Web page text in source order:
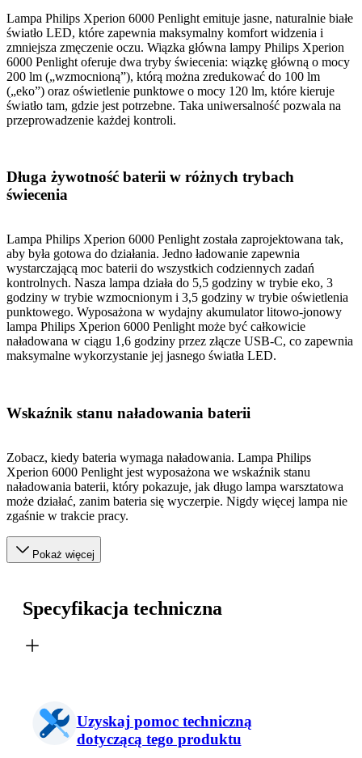
Lampa Philips Xperion 6000 Penlight emituje jasne, naturalnie białe
światło LED, które zapewnia maksymalny komfort widzenia i
zmniejsza zmęczenie oczu. Wiązka główna lampy Philips Xperion
6000 Penlight oferuje dwa tryby świecenia: wiązkę główną o mocy
200 lm („wzmocnioną”), którą można zredukować do 100 lm
(„eko”) oraz oświetlenie punktowe o mocy 120 lm, które kieruje
światło tam, gdzie jest potrzebne. Taka uniwersalność pozwala na
przeprowadzenie każdej kontroli.
Długa żywotność baterii w różnych trybach
świecenia
Lampa Philips Xperion 6000 Penlight została zaprojektowana tak,
aby była gotowa do działania. Jedno ładowanie zapewnia
wystarczającą moc baterii do wszystkich codziennych zadań
kontrolnych. Nasza lampa działa do 5,5 godziny w trybie eko, 3
godziny w trybie wzmocnionym i 3,5 godziny w trybie oświetlenia
punktowego. Wyposażona w wydajny akumulator litowo-jonowy
lampa Philips Xperion 6000 Penlight może być całkowicie
naładowana w ciągu 1,6 godziny przez złącze USB-C, co zapewnia
maksymalne wykorzystanie jej jasnego światła LED.
Wskaźnik stanu naładowania baterii
Zobacz, kiedy bateria wymaga naładowania. Lampa Philips
Xperion 6000 Penlight jest wyposażona we wskaźnik stanu
naładowania baterii, który pokazuje, jak długo lampa warsztatowa
może działać, zanim bateria się wyczerpie. Nigdy więcej lampa nie
zgaśnie w trakcie pracy.
Pokaż więcej
Specyfikacja techniczna
Uzyskaj pomoc techniczną
dotyczącą tego produktu